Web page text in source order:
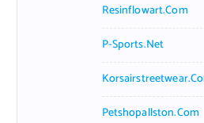
Resinflowart.com
P-Sports.net
Petshopallston.com